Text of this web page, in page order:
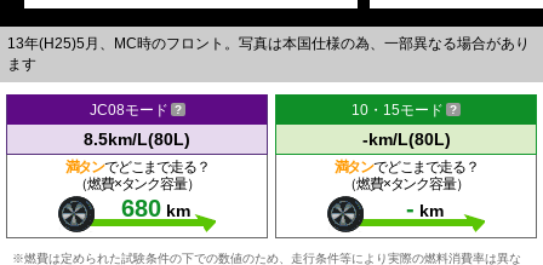
13年(H25)5月、MC時のフロント。写真は本国仕様の為、一部異なる場合があり
ます
JC08モード
8.5km/L(80L)
満タンでどこまで走る？
（燃費×タンク容量）
680 km
10・15モード
-km/L(80L)
満タンでどこまで走る？
（燃費×タンク容量）
- km
※燃費は定められた試験条件の下での数値のため、走行条件等により実際の燃料消費率は異な